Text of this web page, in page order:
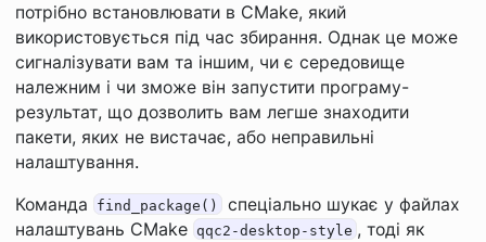
потрібно встановлювати в CMake, який
використовується під час збирання. Однак це може
сигналізувати вам та іншим, чи є середовище
належним і чи зможе він запустити програму-
результат, що дозволить вам легше знаходити
пакети, яких не вистачає, або неправильні
налаштування.
Команда find_package()
спеціально шукає у файлах
налаштувань CMake qqc2-desktop-style , тоді як